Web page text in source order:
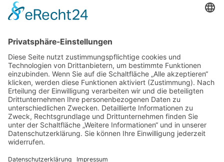
←Zurück
Impressum
Datenschutzerklärung
Mitgliederbereich
Facebook
Instagram
Umsetzung:DOUBLE-A-DESIGN
Kontakt
Impressum
Datenschutzerklärung
Mitgliederbereich